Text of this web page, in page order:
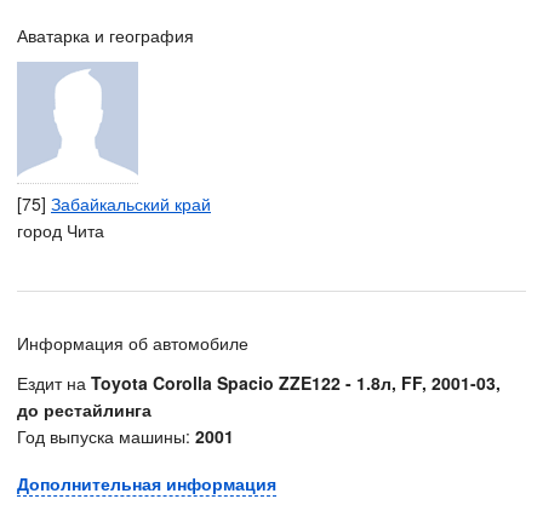
Аватарка и география
[75] Забайкальский край
город Чита
Информация об автомобиле
Ездит на Toyota Corolla Spacio ZZE122 - 1.8л, FF, 2001-03,
до рестайлинга
Год выпуска машины: 2001
Дополнительная информация